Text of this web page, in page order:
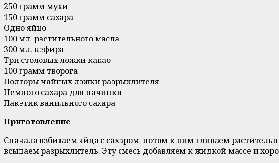
250 грамм муки
150 грамм сахара
Одно яйцо
100 мл. растительного масла
300 мл. кефира
Три столовых ложки какао
100 грамм творога
Полторы чайных ложки разрыхлителя
Немного сахара для начинки
Пакетик ванильного сахара
Приготовление
Сначала взбиваем яйца с сахаром, потом к ним вливаем
всыпаем разрыхлитель. Эту смесь добавляем к жидкой массе и